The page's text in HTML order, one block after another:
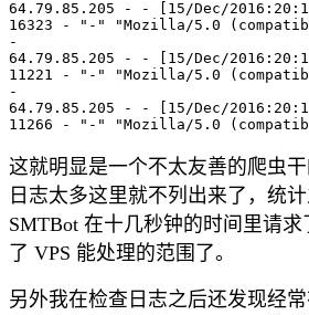
64.79.85.205 - - [15/Dec/
16323 - "-" "Mozilla/5.0
-
64.79.85.205 - - [15/Dec/
11221 - "-" "Mozilla/5.0
-
64.79.85.205 - - [15/Dec/
这就明显是一个不太友善的爬虫
日志太多这里就不列出来了，统
SMTBot 在十几秒钟的时间里请
了 VPS 能处理的范围了。
另外我在检查日志之后还发现经